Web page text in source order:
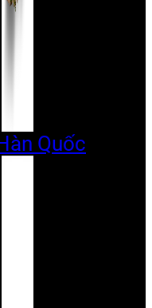
Quốc